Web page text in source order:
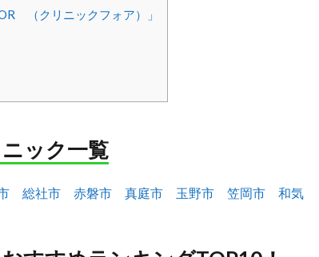
（クリニックフォア）」
ック一覧
総社市 赤磐市 真庭市 玉野市 笠岡市
和気